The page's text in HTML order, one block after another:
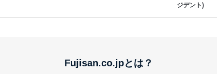
ス、キャンペーン等の広告に関す
パートナー（提携
企業）からの委託
購入商品配送のため
提携企業及びお客様がご購入され
ジデント)
Fujisan.co.jpとは？